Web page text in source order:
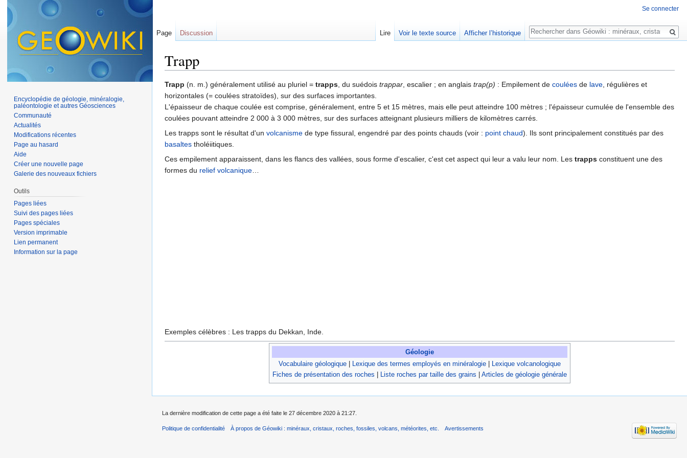
Trapp
Trapp (n. m.) généralement utilisé au pluriel = trapps, du suédois trappar, escalier ; en anglais trap(p) : Empilement de coulées de lave, régulières et
horizontales (= coulées stratoïdes), sur des surfaces importantes.
L'épaisseur de chaque coulée est comprise, généralement, entre 5 et 15 mètres, mais elle peut atteindre 100 mètres ; l'épaisseur cumulée de l'ensemble des
coulées pouvant atteindre 2 000 à 3 000 mètres, sur des surfaces atteignant plusieurs milliers de kilomètres carrés.
Les trapps sont le résultat d'un volcanisme de type fissural, engendré par des points chauds (voir : point chaud). Ils sont principalement constitués par des
basaltes tholéiitiques.
Ces empilement apparaissent, dans les flancs des vallées, sous forme d'escalier, c'est cet aspect qui leur a valu leur nom. Les trapps constituent une des
formes du relief volcanique…
Exemples célèbres : Les trapps du Dekkan, Inde.
Géologie
Vocabulaire géologique
Lexique des termes employés en minéralogie
Lexique volcanologique
Fiches de présentation des roches
Liste roches par taille des grains Articles de géologie générale
Se connecter
Page Discussion Lire Voir le texte source Afficher l’historique
Rechercher
Encyclopédie de géologie, minéralogie,
paléontologie et autres Géosciences
Communauté
Actualités
Modifications récentes
Page au hasard
Aide
Créer une nouvelle page
Galerie des nouveaux fichiers
Outils
Pages liées
Suivi des pages liées
Pages spéciales
Version imprimable
Lien permanent
Information sur la page
La dernière modification de cette page a été faite le 27 décembre 2020 à 21:27.
Politique de confidentialité À propos de Géowiki : minéraux, cristaux, roches, fossiles, volcans, météorites, etc. Avertissements